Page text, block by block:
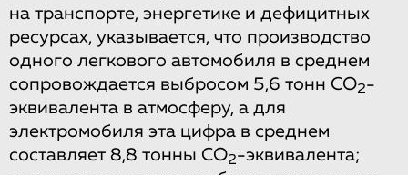
на транспорте, энергетике и дефицитных
ресурсах, указывается, что производство
одного легкового автомобиля в среднем
сопровождается выбросом 5,6 тонн СО2-
эквивалента в атмосферу, а для
электромобиля эта цифра в среднем
составляет 8,8 тонны СО2-эквивалента;